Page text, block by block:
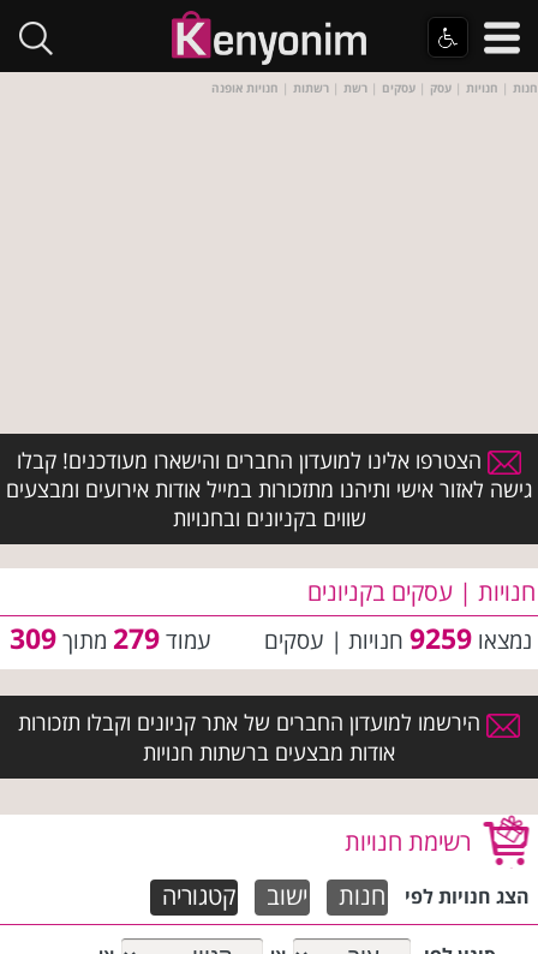
חנות | חנויות | עסק | עסקים | רשת | רשתות | חנויות אופנה
הצטרפו אלינו למועדון החברים והישארו מעודכנים! קבלו
גישה לאזור אישי ותיהנו מתזכורות במייל אודות אירועים ומבצעים
שווים בקניונים ובחנויות
חנויות | עסקים בקניונים
עמוד279 מתוך309 נמצאו 9259 חנויות | עסקים
הירשמו למועדון החברים של אתר קניונים וקבלו תזכורות
אודות מבצעים ברשתות חנויות
רשימת חנויות
הצג חנויות לפי חנות ישוב קטגוריה